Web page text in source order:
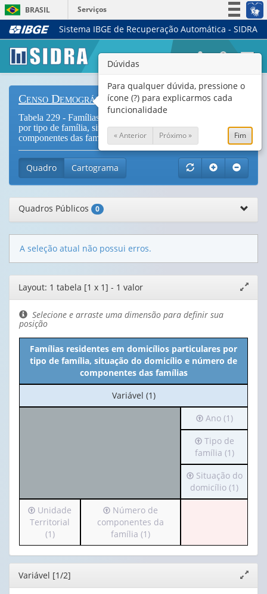
BRASIL
Serviços
Simplifique!
Legislação
Canais
Sistema IBGE de Recuperação Automática - SIDRA
Censo Demográfico
Tabela 229 - Famílias residentes em domicílios particulares
por tipo de família, situação do domicílio e número de
componentes das famílias (Vide Notas)
Quadro Cartograma
Quadros Públicos 0
A seleção atual não possui erros.
Editor
de
layout
janela
Layout: 1 tabela [1 x 1] - 1 valor
Selecione e arraste uma dimensão para definir sua
posição
Famílias residentes em domicílios particulares por
tipo de família, situação do domicílio e número de
componentes das famílias
No
cabeçalho:
Variável (1)
Irá
para
o
cabeçalho
(possui
apenas
1
valor):
Ano (1)
Irá
para
o
cabeçalho
(possui
apenas
Tipo
Tipo de
família (1)
Irá
para
o
1
valor):
Situação do
domicílio (1)
Irá
para
cabeçalho
(possui
apenas
1
Unidade
Territorial
(1)
Irá
para
cabeçalho
(possui
Número de
componentes da
família (1)
Editor
janela
Variável [1/2]
Dúvidas
Para qualquer dúvida, pressione o
ícone (?) para explicarmos cada
funcionalidade
« Anterior Próximo » Fim